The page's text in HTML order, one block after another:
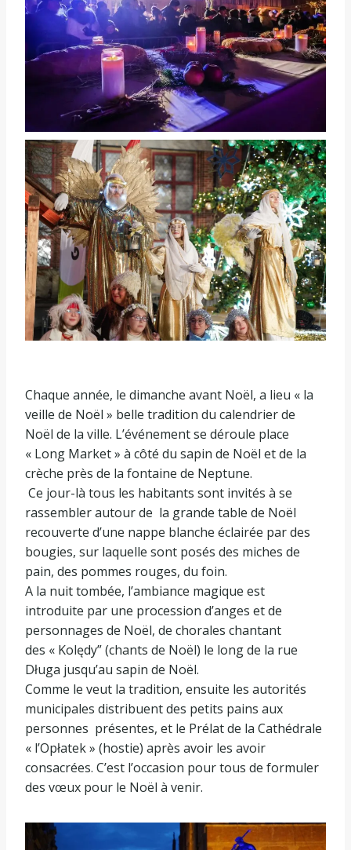
Chaque année, le dimanche avant Noël, a lieu « la
veille de Noël » belle tradition du calendrier de
Noël de la ville. L’événement se déroule place
« Long Market » à côté du sapin de Noël et de la
crèche près de la fontaine de Neptune.
Ce jour-là tous les habitants sont invités à se
rassembler autour de la grande table de Noël
recouverte d’une nappe blanche éclairée par des
bougies, sur laquelle sont posés des miches de
pain, des pommes rouges, du foin.
A la nuit tombée, l’ambiance magique est
introduite par une procession d’anges et de
personnages de Noël, de chorales chantant
des « Kolędy” (chants de Noël) le long de la rue
Długa jusqu’au sapin de Noël.
Comme le veut la tradition, ensuite les autorités
municipales distribuent des petits pains aux
personnes présentes, et le Prélat de la Cathédrale
« l’Opłatek » (hostie) après avoir les avoir
consacrées. C’est l’occasion pour tous de formuler
des vœux pour le Noël à venir.